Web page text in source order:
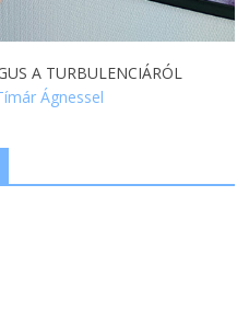
A TURBULENCIÁRÓL
Ágnessel